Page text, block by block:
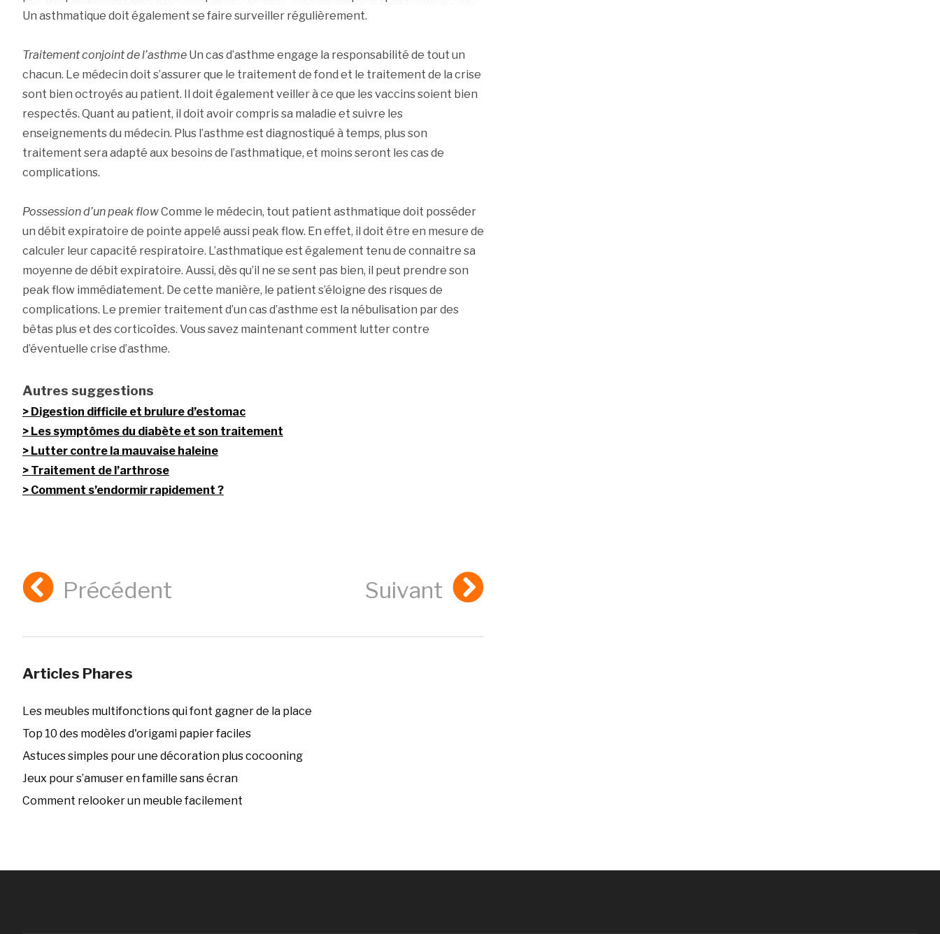
Un asthmatique doit également se faire surveiller régulièrement.
Traitement conjoint de l’asthmeUn cas d’asthme engage la responsabilité de tout un
chacun. Le médecin doit s’assurer que le traitement de fond et le traitement de la crise
sont bien octroyés au patient. Il doit également veiller à ce que les vaccins soient bien
respectés. Quant au patient, il doit avoir compris sa maladie et suivre les
enseignements du médecin. Plus l’asthme est diagnostiqué à temps, plus son
traitement sera adapté aux besoins de l’asthmatique, et moins seront les cas de
complications.
Possession d’un peak flowComme le médecin, tout patient asthmatique doit posséder
un débit expiratoire de pointe appelé aussi peak flow. En effet, il doit être en mesure de
calculer leur capacité respiratoire. L’asthmatique est également tenu de connaitre sa
moyenne de débit expiratoire. Aussi, dès qu’il ne se sent pas bien, il peut prendre son
peak flow immédiatement. De cette manière, le patient s’éloigne des risques de
complications. Le premier traitement d’un cas d’asthme est la nébulisation par des
bêtas plus et des corticoïdes. Vous savez maintenant comment lutter contre
d’éventuelle crise d’asthme.
Autres suggestions
Digestion difficile et brulure d’estomac
Les symptômes du diabète et son traitement
Lutter contre la mauvaise haleine
Traitement de l’arthrose
Comment s’endormir rapidement ?
Précédent Suivant
Articles Phares
Les meubles multifonctions qui font gagner de la place
Top 10 des modèles d'origami papier faciles
Astuces simples pour une décoration plus cocooning
Jeux pour s’amuser en famille sans écran
Comment relooker un meuble facilement